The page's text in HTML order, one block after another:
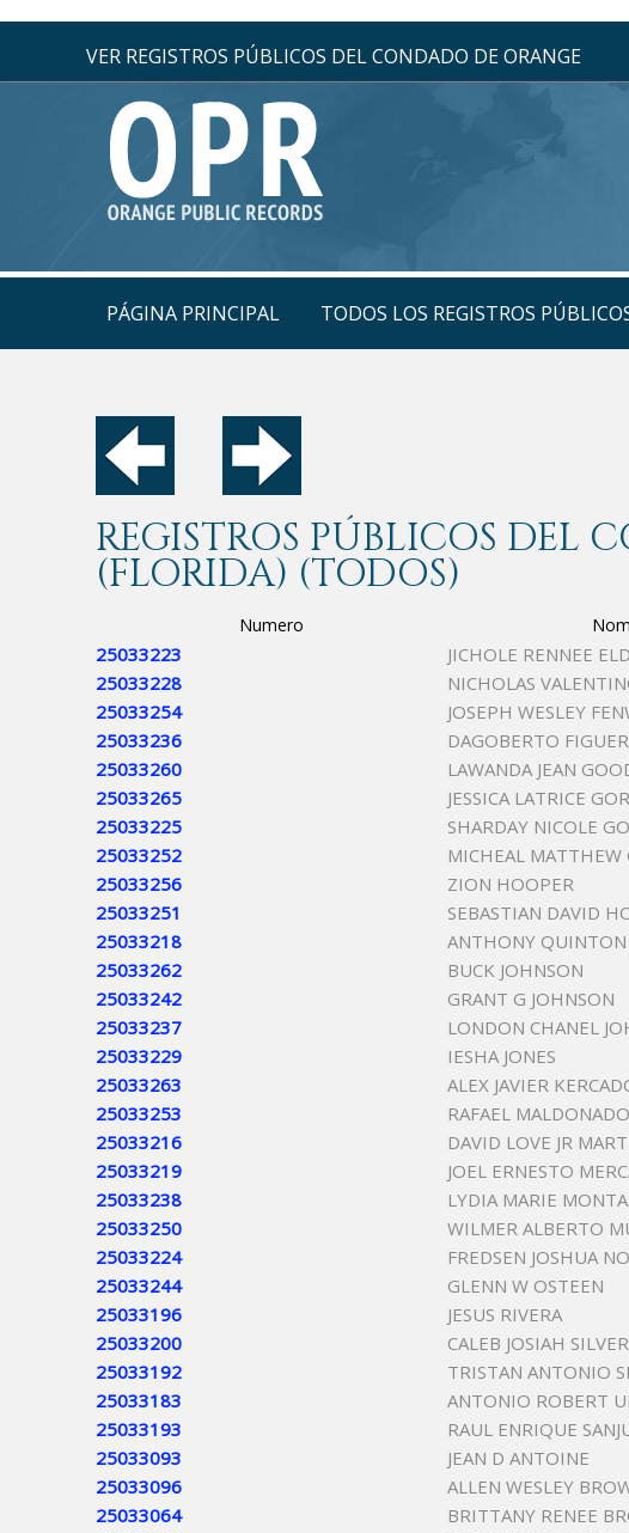
VER REGISTROS PÚBLICOS DEL CONDADO DE ORANGE
PÁGINA PRINCIPAL TODOS LOS REGISTROS
REGISTROS PÚBLICOS DEL
(FLORIDA) (TODOS)
Numero
25033223 JICHOLE RENNEE
25033228
NICHOLAS
25033254
JOSEPH WESLEY
25033236
DAGOBERTO
25033260
LAWANDA JEAN
25033265
JESSICA LATRICE
25033225
SHARDAY NICOLE
25033252
MICHEAL MATTHEW
25033256
ZION HOOPER
25033251
SEBASTIAN DAVID
25033218
ANTHONY QUINTON
25033262
BUCK JOHNSON
25033242
GRANT G JOHNSON
25033237
LONDON CHANEL
25033229
IESHA JONES
25033263
ALEX JAVIER
25033253
RAFAEL
25033216
DAVID LOVE JR
25033219
JOEL ERNESTO
25033238
LYDIA MARIE
25033250
WILMER ALBERTO
25033224
FREDSEN JOSHUA
25033244
GLENN W OSTEEN
25033196
JESUS RIVERA
25033200
CALEB JOSIAH
25033192
TRISTAN ANTONIO
25033183
ANTONIO ROBERT
25033193
RAUL ENRIQUE
25033093
JEAN D ANTOINE
25033096
ALLEN WESLEY
25033064
BRITTANY RENEE